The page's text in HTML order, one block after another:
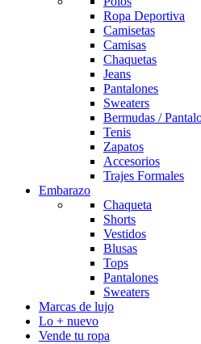
Ropa Deportiva
Camisetas
Camisas
Chaquetas
Jeans
Pantalones
Sweaters
Bermudas /
Tenis
Zapatos
Accesorios
Trajes Formales
Embarazo
Chaqueta
Shorts
Vestidos
Blusas
Tops
Pantalones
Sweaters
Marcas de lujo
Lo + nuevo
Vende tu ropa